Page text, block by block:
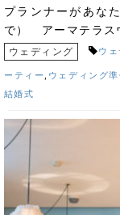
プランナーがあな
で） アーマテラス
ウェディング ウ
ーティー , ウェディング準
結婚式